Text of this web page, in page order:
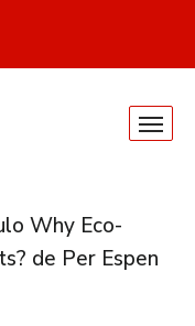
Why Eco-
de Per Espen